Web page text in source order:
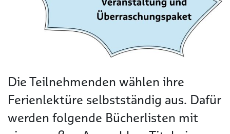
Die Teilnehmenden wählen ihre
Ferienlektüre selbstständig aus. Dafür
werden folgende Bücherlisten mit